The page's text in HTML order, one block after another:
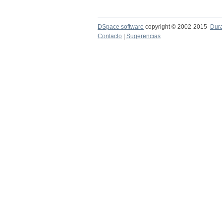
DSpace software copyright © 2002-2015
Contacto
Sugerencias